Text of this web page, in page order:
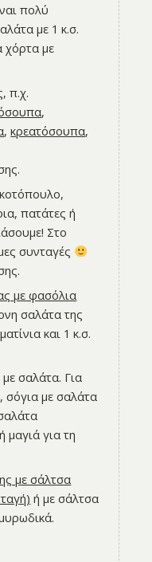
πολύ
με 1 κ.σ.
χόρτα με
π.χ.
,
,κρεατόσουπα,
πατάτες ή
Στο
συνταγές
με φασόλια
σαλάτα της
και 1 κ.σ.
σαλάτα. Για
σόγια με σαλάτα
για τη
με σάλτσα
ή με σάλτσα